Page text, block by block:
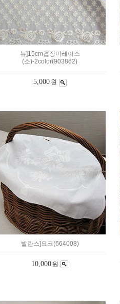
뉴]15cm겹장미레이스
(소)-2color(903862)
5,000 원
발란스]요코(664008)
10,000 원